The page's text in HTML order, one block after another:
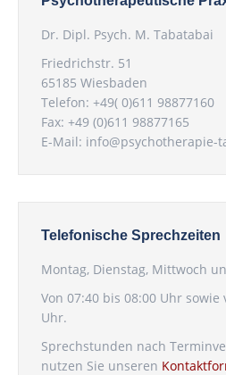
Dr. Dipl. Psych. M. Tabatabai
Friedrichstr. 51
65185 Wiesbaden
Telefon: +49( 0)611 98877160
Fax: +49 (0)611 98877165
E-Mail: info@psychotherapie-
Telefonische Sprechzeiten
Montag, Dienstag, Mittwoch
Von 07:40 bis 08:00 Uhr sowie
Uhr.
Sprechstunden nach
nutzen Sie unseren